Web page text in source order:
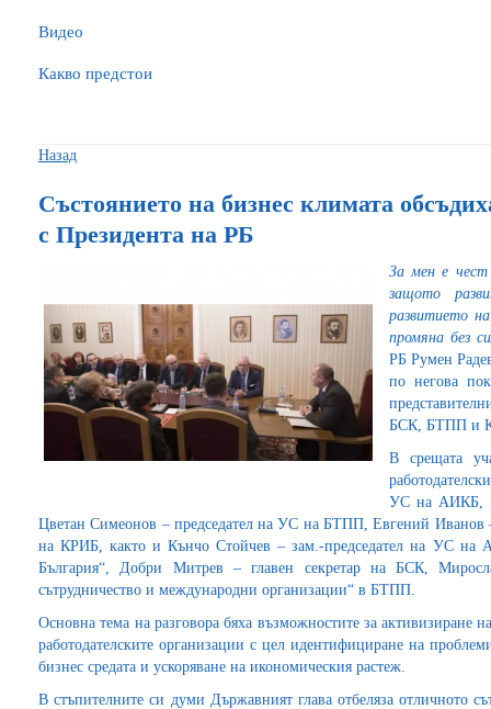
Видео
Какво предстои
Назад
Състоянието на бизнес климата
с Президента на РБ
За мен е
защото
развитието
промяна без
РБ Румен
по негова
БСК, БТПП и
В срещата
УС на АИКБ,
Цветан Симеонов – председател на УС на БТПП, Евгений Иванов
на КРИБ, както и Кънчо Стойчев – зам.-председател на УС на
България“, Добри Митрев – главен секретар на БСК,
сътрудничество и международни организации“ в БТПП.
Основна тема на разговора бяха възможностите за активизиране
работодателските организации с цел идентифициране на
бизнес средата и ускоряване на икономическия растеж.
В стъпителните си думи Държавният глава отбеляза отличното